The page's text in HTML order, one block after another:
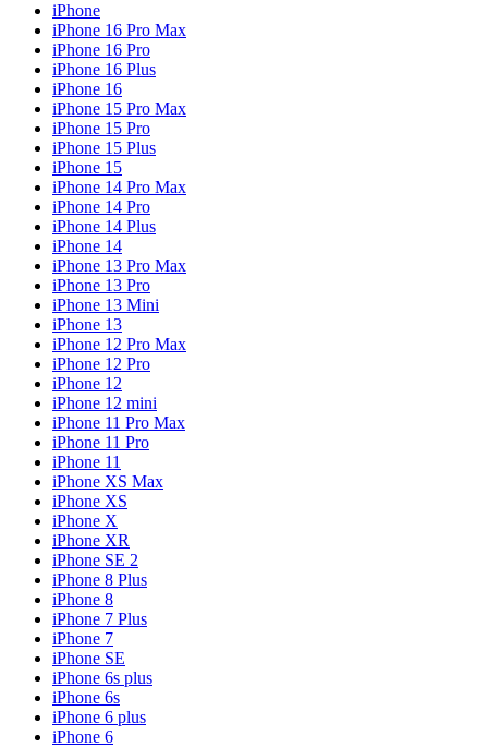
iPhone
iPhone 16 Pro Max
iPhone 16 Pro
iPhone 16 Plus
iPhone 16
iPhone 15 Pro Max
iPhone 15 Pro
iPhone 15 Plus
iPhone 15
iPhone 14 Pro Max
iPhone 14 Pro
iPhone 14 Plus
iPhone 14
iPhone 13 Pro Max
iPhone 13 Pro
iPhone 13 Mini
iPhone 13
iPhone 12 Pro Max
iPhone 12 Pro
iPhone 12
iPhone 12 mini
iPhone 11 Pro Max
iPhone 11 Pro
iPhone 11
iPhone XS Max
iPhone XS
iPhone X
iPhone XR
iPhone SE 2
iPhone 8 Plus
iPhone 8
iPhone 7 Plus
iPhone 7
iPhone SE
iPhone 6s plus
iPhone 6s
iPhone 6 plus
iPhone 6